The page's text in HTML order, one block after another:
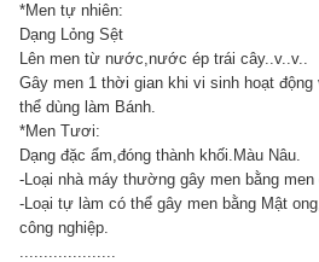
*Men tự nhiên:
Dạng Lỏng Sệt
Lên men từ nước,nước ép trái cây..v..v..
Gây men 1 thời gian khi vi sinh hoạt
thể dùng làm Bánh.
*Men Tươi:
Dạng đặc ẩm,đóng thành khối.Màu Nâu.
-Loại nhà máy thường gây men bằng
-Loại tự làm có thể gây men bằng Mật
công nghiệp.
....................